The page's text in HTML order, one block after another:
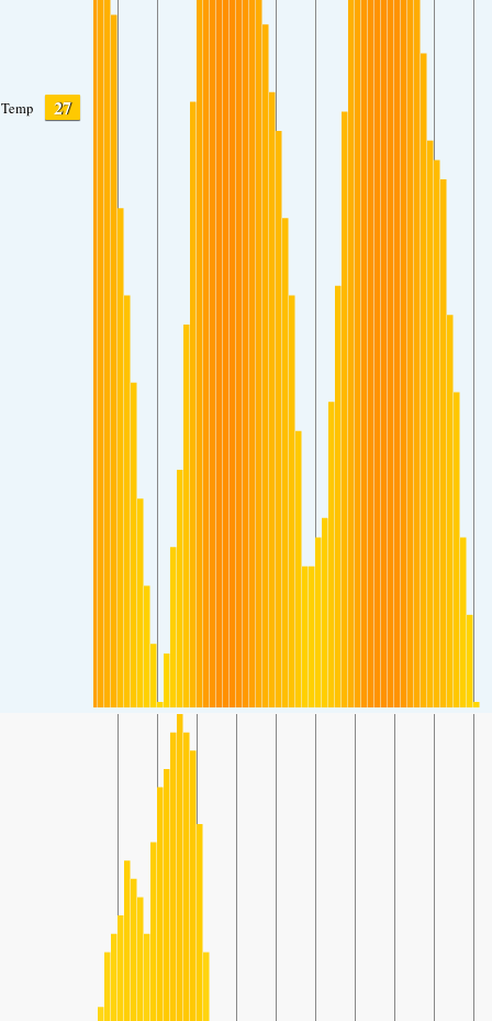
Temp 27